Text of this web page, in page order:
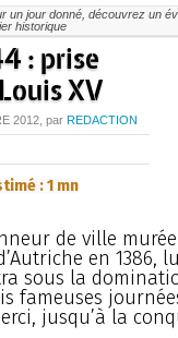
un jour donné, découvrez un
historique
: prise
XV
2012, par REDACTION
: 1 mn
de ville
en 1386,
sous la
fameuses
jusqu’à la